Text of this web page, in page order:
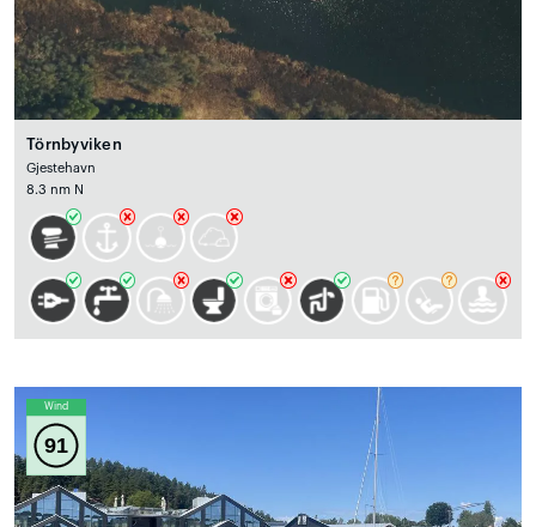
Törnbyviken
Gjestehavn
8.3 nm N
Wind
91